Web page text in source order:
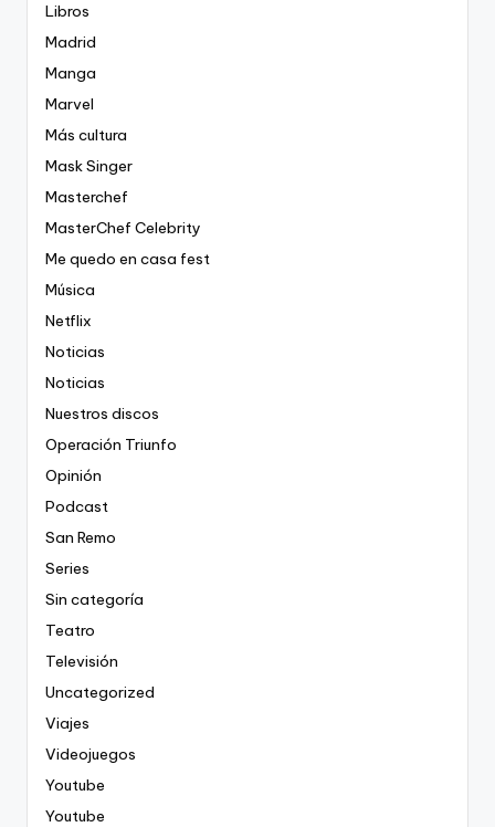
Libros
Madrid
Manga
Marvel
Más cultura
Mask Singer
Masterchef
MasterChef Celebrity
Me quedo en casa fest
Música
Netflix
Noticias
Noticias
Nuestros discos
Operación Triunfo
Opinión
Podcast
San Remo
Series
Sin categoría
Teatro
Televisión
Uncategorized
Viajes
Videojuegos
Youtube
Youtube